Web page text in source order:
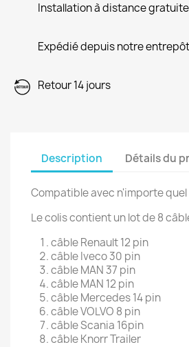
Installation à distance
Expédié depuis notre
Retour 14 jours
Description Détails du
Compatible avec n'importe quel
Le colis contient un lot de 8
câble Renault 12 pin
câble Iveco 30 pin
câble MAN 37 pin
câble MAN 12 pin
câble Mercedes 14 pin
câble VOLVO 8 pin
câble Scania 16pin
câble Knorr Trailer